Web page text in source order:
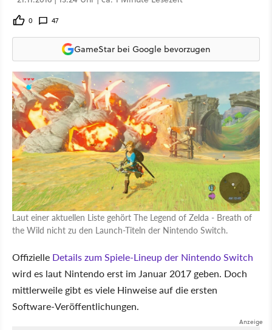
0 47
GameStar bei Google bevorzugen
Laut einer aktuellen Liste gehört The Legend of Zelda - Breath of
the Wild nicht zu den Launch-Titeln der Nintendo Switch.
Offizielle Details zum Spiele-Lineup der Nintendo Switch
wird es laut Nintendo erst im Januar 2017 geben. Doch
mittlerweile gibt es viele Hinweise auf die ersten
Software-Veröffentlichungen.